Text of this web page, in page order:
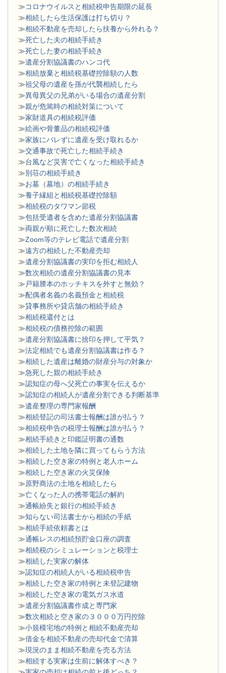
≫コロナウイルスと相続税申告期限の延長
≫相続したら生活保護は打ち切り？
≫相続不動産を売却したら扶養から外れる？
≫死亡した夫の相続手続き
≫死亡した妻の相続手続き
≫遺産分割協議書のハンコ代
≫相続放棄と相続税基礎控除額の人数
≫祖父母の遺産を孫が代襲相続したら
≫異母異父の兄弟がいる場合の遺産分割
≫親が危篤時の相続対策について
≫家財道具の相続税評価
≫絵画や骨董品の相続税評価
≫家族にバレずに遺産を受け取れるか
≫交通事故で死亡した相続手続き
≫台風など災害で亡くなった相続手続き
≫別荘の相続手続き
≫お墓（墓地）の相続手続き
≫養子縁組と相続税基礎控除額
≫相続税のタワマン節税
≫包括受遺者を含めた遺産分割協議書
≫両親が順に死亡した数次相続
≫Zoom等のテレビ電話で遺産分割
≫遠方の相続した不動産売却
≫遺産分割協議書の実印を拒む相続人
≫数次相続の遺産分割協議書の見本
≫ 戸籍謄本のホッチキスを外すと無効？
≫配偶者名義の名義預金と相続税
≫貸事務所や貸店舗の相続手続き
≫相続税還付とは
≫相続税の債務控除の範囲
≫遺産分割協議書に捨印を押して平気？
≫法定相続でも遺産分割協議書は作る？
≫相続した遺産は離婚の財産分与の対象か
≫急死した親の相続手続き
≫認知症の母へ父死亡の事実を伝えるか
≫認知症の相続人が遺産分割できる判断基準
≫遺産整理の専門家報酬
≫相続登記の司法書士報酬は誰が払う？
≫相続税申告の税理士報酬は誰が払う？
≫相続手続きと印鑑証明書の通数
≫相続した土地を隣に買ってもらう方法
≫相続した空き家の特例と老人ホーム
≫相続した空き家の火災保険
≫原野商法の土地を相続したら
≫亡くなった人の携帯電話の解約
≫通帳紛失と銀行の相続手続き
≫知らない司法書士から相続の手紙
≫相続手続依頼書とは
≫通帳レスの相続預貯金口座の調査
≫相続税のシミュレーションと税理士
≫相続した実家の解体
≫認知症の相続人がいる相続税申告
≫相続した空き家の特例と未登記建物
≫相続した空き家の電気ガス水道
≫遺産分割協議書作成と専門家
≫数次相続と空き家の３０００万円控除
≫小規模宅地の特例と相続不動産売却
≫借金を相続不動産の売却代金で清算
≫現況のまま相続不動産を売る方法
≫相続する実家は生前に解体すべき？